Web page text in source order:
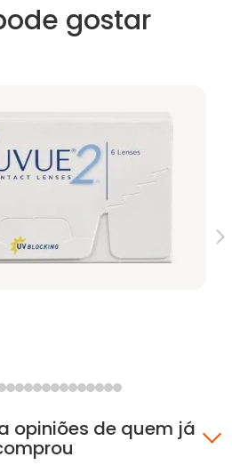
gostar
opiniões de quem já